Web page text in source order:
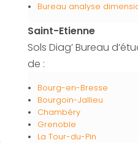
Bureau analyse
Saint-Etienne
Sols Diag’ Bureau
de :
Bourg-en-Bresse
Bourgoin-Jallieu
Chambéry
Grenoble
La Tour-du-Pin